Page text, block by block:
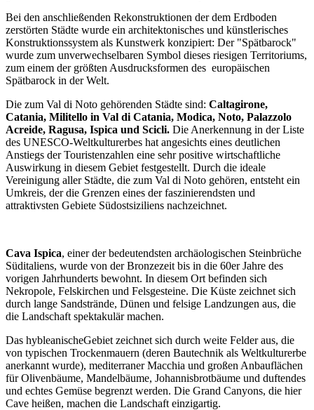
Bei den anschließenden Rekonstruktionen der dem Erdboden
zerstörten Städte wurde ein architektonisches und künstlerisches
Konstruktionssystem als Kunstwerk konzipiert: Der "Spätbarock"
wurde zum unverwechselbaren Symbol dieses riesigen Territoriums,
zum einem der größten Ausdrucksformen des europäischen
Spätbarock in der Welt.
Die zum Val di Noto gehörenden Städte sind: Caltagirone,
Catania, Militello in Val di Catania, Modica, Noto, Palazzolo
Acreide, Ragusa, Ispica und Scicli. Die Anerkennung in der Liste
des UNESCO-Weltkulturerbes hat angesichts eines deutlichen
Anstiegs der Touristenzahlen eine sehr positive wirtschaftliche
Auswirkung in diesem Gebiet festgestellt. Durch die ideale
Vereinigung aller Städte, die zum Val di Noto gehören, entsteht ein
Umkreis, der die Grenzen eines der faszinierendsten und
attraktivsten Gebiete Südostsiziliens nachzeichnet.
Cava Ispica, einer der bedeutendsten archäologischen Steinbrüche
Süditaliens, wurde von der Bronzezeit bis in die 60er Jahre des
vorigen Jahrhunderts bewohnt. In diesem Ort befinden sich
Nekropole, Felskirchen und Felsgesteine. Die Küste zeichnet sich
durch lange Sandstrände, Dünen und felsige Landzungen aus, die
die Landschaft spektakulär machen.
Das hybleanischeGebiet zeichnet sich durch weite Felder aus, die
von typischen Trockenmauern (deren Bautechnik als Weltkulturerbe
anerkannt wurde), mediterraner Macchia und großen Anbauflächen
für Olivenbäume, Mandelbäume, Johannisbrotbäume und duftendes
und echtes Gemüse begrenzt werden. Die Grand Canyons, die hier
Cave heißen, machen die Landschaft einzigartig.